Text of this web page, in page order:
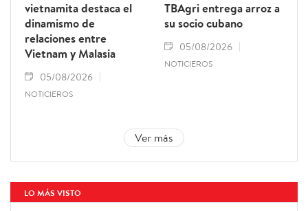
vietnamita destaca el
dinamismo de
relaciones entre
Vietnam y Malasia
05/08/2026
NOTICIEROS
TBAgri entrega arroz a
su socio cubano
05/08/2026
NOTICIEROS
Ver más
LO MÁS VISTO